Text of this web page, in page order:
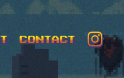
CONTACT